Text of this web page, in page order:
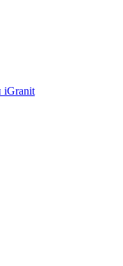
iGranit